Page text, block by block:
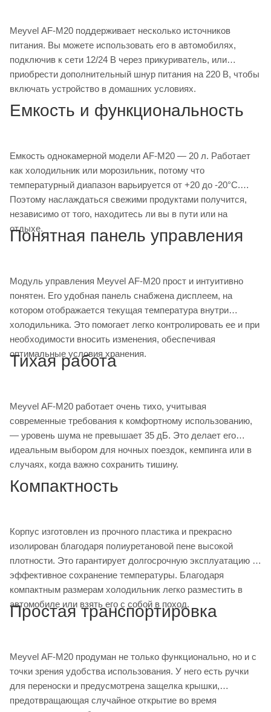
Meyvel AF-M20 поддерживает несколько источников
питания. Вы можете использовать его в автомобилях,
подключив к сети 12/24 В через прикуриватель, или
приобрести дополнительный шнур питания на 220 В, чтобы
включать устройство в домашних условиях.
Емкость и функциональность
Емкость однокамерной модели AF-M20 — 20 л. Работает
как холодильник или морозильник, потому что
температурный диапазон варьируется от +20 до -20°С.
Поэтому наслаждаться свежими продуктами получится,
независимо от того, находитесь ли вы в пути или на
отдыхе.
Понятная панель управления
Модуль управления Meyvel AF-M20 прост и интуитивно
понятен. Его удобная панель снабжена дисплеем, на
котором отображается текущая температура внутри
холодильника. Это помогает легко контролировать ее и при
необходимости вносить изменения, обеспечивая
оптимальные условия хранения.
Тихая работа
Meyvel AF-M20 работает очень тихо, учитывая
современные требования к комфортному использованию,
— уровень шума не превышает 35 дБ. Это делает его
идеальным выбором для ночных поездок, кемпинга или в
случаях, когда важно сохранить тишину.
Компактность
Корпус изготовлен из прочного пластика и прекрасно
изолирован благодаря полиуретановой пене высокой
плотности. Это гарантирует долгосрочную эксплуатацию и
эффективное сохранение температуры. Благодаря
компактным размерам холодильник легко разместить в
автомобиле или взять его с собой в поход.
Простая транспортировка
Meyvel AF-M20 продуман не только функционально, но и с
точки зрения удобства использования. У него есть ручки
для переноски и предусмотрена защелка крышки,
предотвращающая случайное открытие во время